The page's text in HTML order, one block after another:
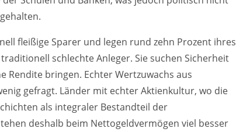
fleißige Sparer und legen rund zehn Prozent ihres
schlechte Anleger. Sie suchen Sicherheit
Rendite bringen. Echter Wertzuwachs aus
gefragt. Länder mit echter Aktienkultur, wo die
als integraler Bestandteil der
deshalb beim Nettogeldvermögen viel besser